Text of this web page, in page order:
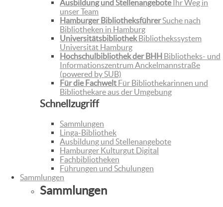
Ausbildung und StellenangeboteIhr Weg in
unser Team
Hamburger BibliotheksführerSuche nach
Bibliotheken in Hamburg
UniversitätsbibliothekBibliothekssystem
Universität Hamburg
Hochschulbibliothek der BHH Bibliotheks- und
Informationszentrum Anckelmannstraße
(powered by SUB)
Für die Fachwelt Für Bibliothekarinnen und
Bibliothekare aus der Umgebung
Schnellzugriff
Sammlungen
Linga-Bibliothek
Ausbildung und Stellenangebote
Hamburger Kulturgut Digital
Fachbibliotheken
Führungen und Schulungen
Sammlungen
Sammlungen